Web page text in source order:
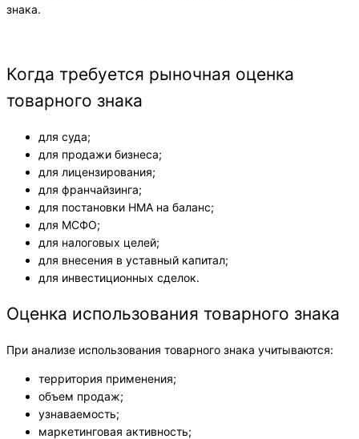
знака.
Когда требуется рыночная оценка
товарного знака
для суда;
для продажи бизнеса;
для лицензирования;
для франчайзинга;
для постановки НМА на баланс;
для МСФО;
для налоговых целей;
для внесения в уставный капитал;
для инвестиционных сделок.
Оценка использования товарного знака
При анализе использования товарного знака учитываются:
территория применения;
объем продаж;
узнаваемость;
маркетинговая активность;